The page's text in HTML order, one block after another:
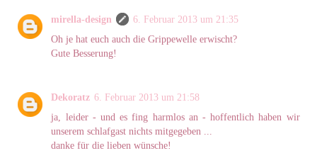
mirella-design
6. Februar 2013 um 21:35
Oh je hat euch auch die Grippewelle erwischt?
Gute Besserung!
Dekoratz 6. Februar 2013 um 21:58
ja, leider - und es fing harmlos an - hoffentlich haben wir
unserem schlafgast nichts mitgegeben ...
danke für die lieben wünsche!